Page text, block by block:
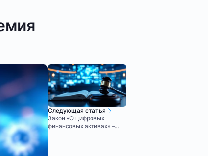
Следующая статья
Закон «О цифровых
финансовых активах» –